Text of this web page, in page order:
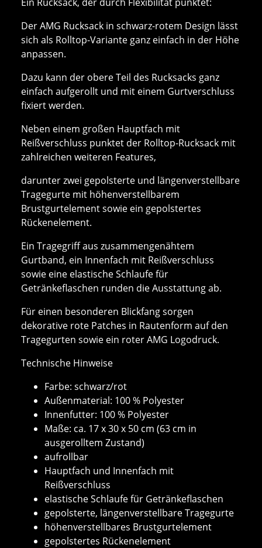
Der AMG Rucksack in schwarz-rotem Design lässt
sich als Rolltop-Variante ganz einfach in der Höhe
anpassen.
Dazu kann der obere Teil des Rucksacks ganz
einfach aufgerollt und mit einem Gurtverschluss
fixiert werden.
Neben einem großen Hauptfach mit
Reißverschluss punktet der Rolltop-Rucksack mit
zahlreichen weiteren Features,
darunter zwei gepolsterte und längenverstellbare
Tragegurte mit höhenverstellbarem
Brustgurtelement sowie ein gepolstertes
Rückenelement.
Ein Tragegriff aus zusammengenähtem
Gurtband, ein Innenfach mit Reißverschluss
sowie eine elastische Schlaufe für
Getränkeflaschen runden die Ausstattung ab.
Für einen besonderen Blickfang sorgen
dekorative rote Patches in Rautenform auf den
Tragegurten sowie ein roter AMG Logodruck.
Technische Hinweise
Farbe: schwarz/rot
Außenmaterial: 100 % Polyester
Innenfutter: 100 % Polyester
Maße: ca. 17 x 30 x 50 cm (63 cm in
ausgerolltem Zustand)
aufrollbar
Hauptfach und Innenfach mit
Reißverschluss
elastische Schlaufe für Getränkeflaschen
gepolsterte, längenverstellbare Tragegurte
höhenverstellbares Brustgurtelement
gepolstertes Rückenelement